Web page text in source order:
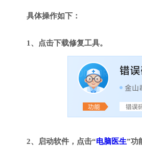
具体操作如下：
1、点击下载修复工具。
2、启动软件，点击“电脑医生”功